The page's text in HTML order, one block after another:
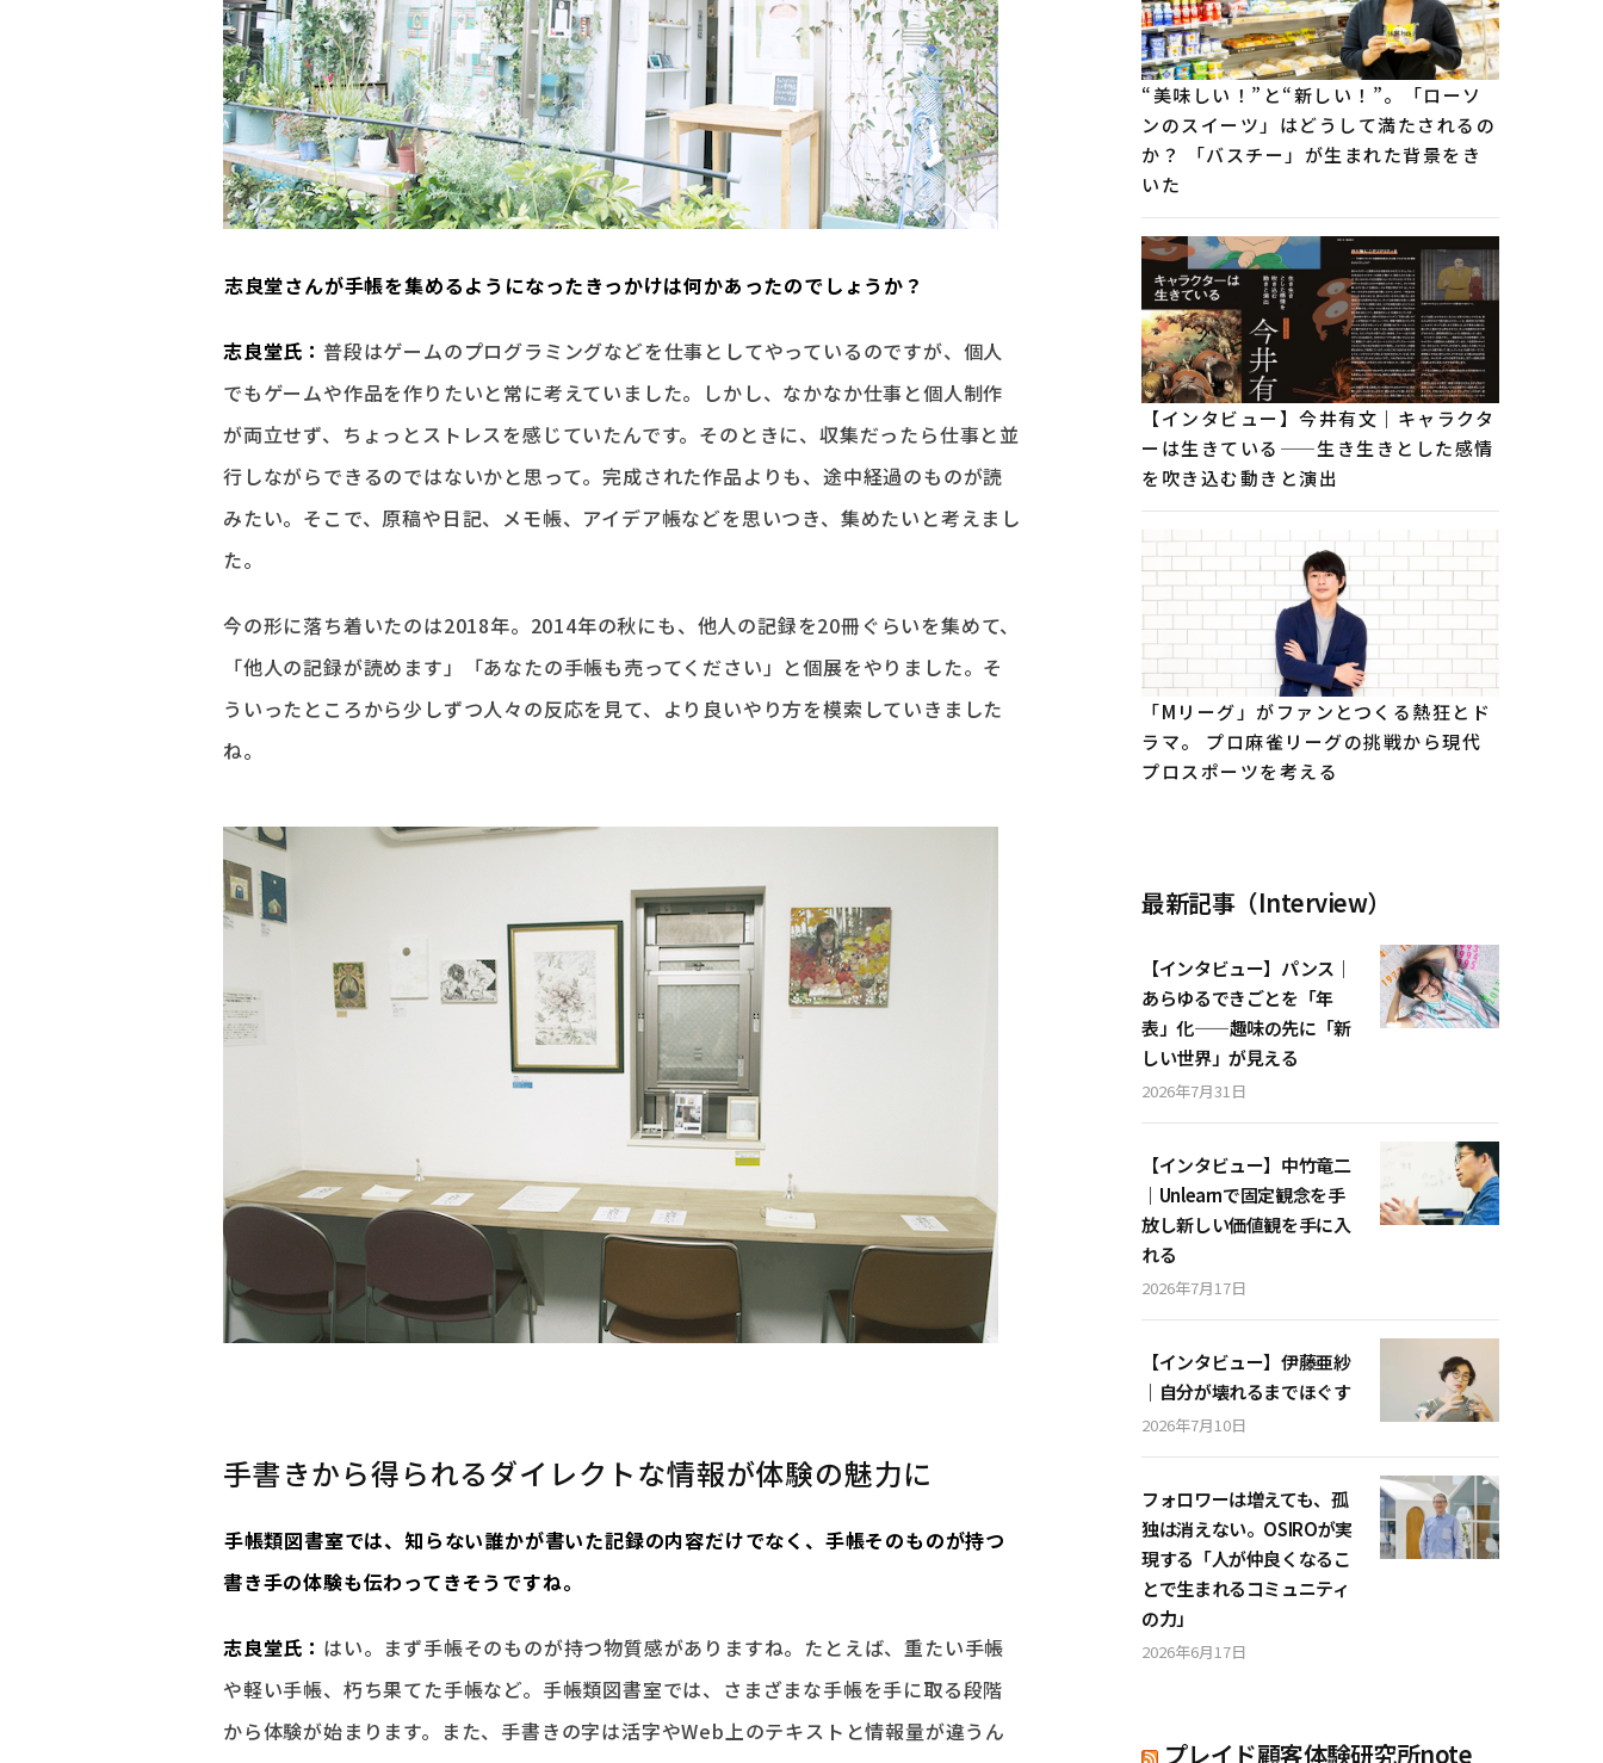
――志良堂さんが手帳を集めるようになったきっかけは何かあったのでしょうか？
志良堂氏： 普段はゲームのプログラミングなどを仕事としてやっているのですが、個人
でもゲームや作品を作りたいと常に考えていました。しかし、なかなか仕事と個人制作
が両立せず、ちょっとストレスを感じていたんです。そのときに、収集だったら仕事と並
行しながらできるのではないかと思って。完成された作品よりも、途中経過のものが読
みたい。そこで、原稿や日記、メモ帳、アイデア帳などを思いつき、集めたいと考えまし
た。
今の形に落ち着いたのは2018年。2014年の秋にも、他人の記録を20冊ぐらいを集めて、
「他人の記録が読めます」「あなたの手帳も売ってください」と個展をやりました。そ
ういったところから少しずつ人々の反応を見て、より良いやり方を模索していきました
ね。
手書きから得られるダイレクトな情報が体験の魅力に
――手帳類図書室では、知らない誰かが書いた記録の内容だけでなく、手帳そのものが持つ
書き手の体験も伝わってきそうですね。
志良堂氏： はい。まず手帳そのものが持つ物質感がありますね。たとえば、重たい手帳
や軽い手帳、朽ち果てた手帳など。手帳類図書室では、さまざまな手帳を手に取る段階
から体験が始まります。また、手書きの字は活字やWeb上のテキストと情報量が違うん
“美味しい！”と“新しい！”。「ローソ
ンのスイーツ」はどうして満たされるの
か？ 「バスチー」が生まれた背景をき
いた
【インタビュー】今井有文｜キャラクタ
ーは生きている——生き生きとした感情
を吹き込む動きと演出
「Mリーグ」がファンとつくる熱狂とド
ラマ。 プロ麻雀リーグの挑戦から現代
プロスポーツを考える
最新記事（Interview）
【インタビュー】パンス｜
あらゆるできごとを「年
表」化——趣味の先に「新
しい世界」が見える
2026年7月31日
【インタビュー】中竹竜二
｜Unlearnで固定観念を手
放し新しい価値観を手に入
れる
2026年7月17日
【インタビュー】伊藤亜紗
｜自分が壊れるまでほぐす
2026年7月10日
フォロワーは増えても、孤
独は消えない。OSIROが実
現する「人が仲良くなるこ
とで生まれるコミュニティ
の力」
2026年6月17日
プレイド顧客体験研究所note